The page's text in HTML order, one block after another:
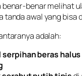
benar-benar melihat
tanda awal yang bisa
adalah:
serpihan beras